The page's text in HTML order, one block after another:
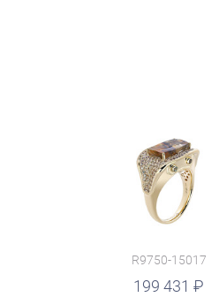
R9750-15017
199 431